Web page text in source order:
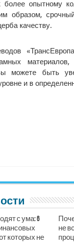
более опытному
образом,
качеству.
материалов,
можете быть
и в
с ума: 6
которых не
не